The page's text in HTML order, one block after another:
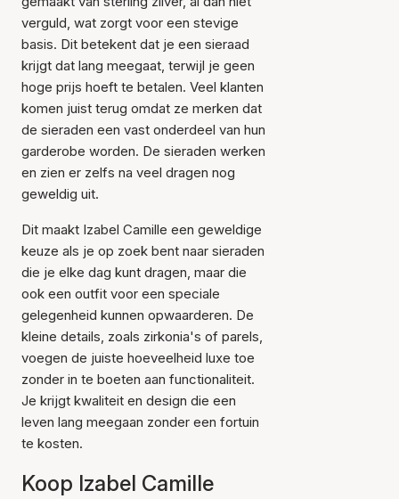
verguld, wat zorgt voor een stevige
basis. Dit betekent dat je een sieraad
krijgt dat lang meegaat, terwijl je geen
hoge prijs hoeft te betalen. Veel klanten
komen juist terug omdat ze merken dat
de sieraden een vast onderdeel van hun
garderobe worden. De sieraden werken
en zien er zelfs na veel dragen nog
geweldig uit.
Dit maakt Izabel Camille een geweldige
keuze als je op zoek bent naar sieraden
die je elke dag kunt dragen, maar die
ook een outfit voor een speciale
gelegenheid kunnen opwaarderen. De
kleine details, zoals zirkonia's of parels,
voegen de juiste hoeveelheid luxe toe
zonder in te boeten aan functionaliteit.
Je krijgt kwaliteit en design die een
leven lang meegaan zonder een fortuin
te kosten.
Koop Izabel Camille